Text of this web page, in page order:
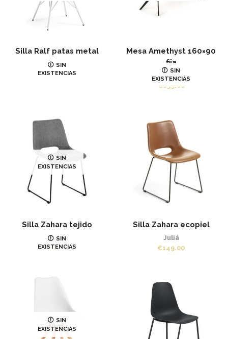
Silla Ralf patas metal
Juliá
€65.99
SIN
EXISTENCIAS
Mesa Amethyst 160×90
fija
Juliá
€839.00
SIN
EXISTENCIAS
SIN
EXISTENCIAS
Silla Zahara tejido
Juliá
€139.00
SIN
EXISTENCIAS
Silla Zahara ecopiel
Juliá
€149.00
SIN
EXISTENCIAS